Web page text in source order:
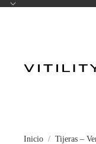
Inicio Tijeras –